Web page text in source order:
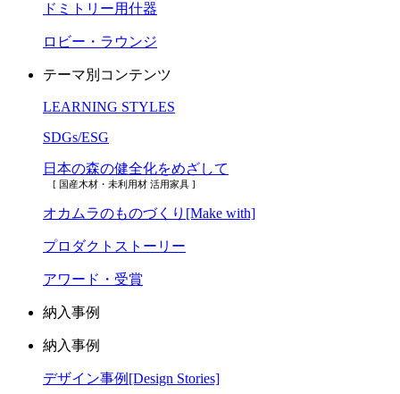
ドミトリー用什器
ロビー・ラウンジ
テーマ別コンテンツ
LEARNING STYLES
SDGs/ESG
日本の森の健全化をめざして
[ 国産木材・未利用材 活用家具 ]
オカムラのものづくり[Make with]
プロダクトストーリー
アワード・受賞
納入事例
納入事例
デザイン事例[Design Stories]